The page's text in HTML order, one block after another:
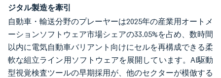
ジタル製造を牽引
自動車・輸送分野のプレーヤーは2025年の産業用オートメ
ーションソフトウェア市場シェアの33.05%を占め、数時間
以内に電気自動車バリアント向けにセルを再構成できる柔
軟な組立ライン用ソフトウェアを展開しています。AI駆動
型視覚検査ツールの早期採用が、他のセクターが模倣する